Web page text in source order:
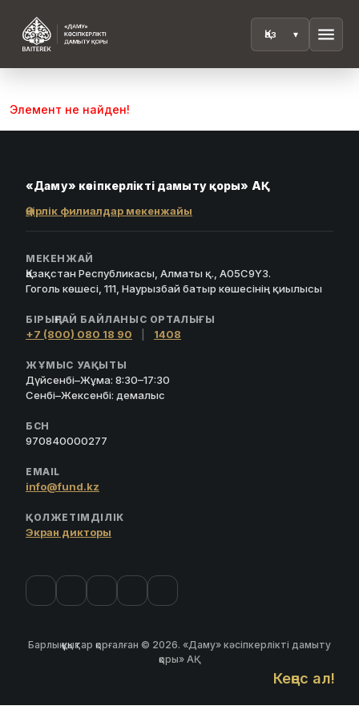
menu
Кеңес ал!
Элемент не найден!
«Даму» кәсіпкерлікті дамыту қоры» АҚ
Өңірлік филиалдар мекенжайы
МЕКЕНЖАЙ
Қазақстан Республикасы, Алматы қ., A05C9Y3.
Гоголь көшесі, 111, Наурызбай батыр көшесінің қиылысы
БІРЫҢҒАЙ БАЙЛАНЫС ОРТАЛЫҒЫ
+7 (800) 080 18 90 1408
ЖҰМЫС УАҚЫТЫ
Дүйсенбі–Жұма: 8:30–17:30
Сенбі–Жексенбі: демалыс
БСН
970840000277
EMAIL
info@fund.kz
ҚОЛЖЕТІМДІЛІК
Экран дикторы
Барлық құқықтар қорғалған © 2026. «Даму» кәсіпкерлікті дамыту
қоры» АҚ